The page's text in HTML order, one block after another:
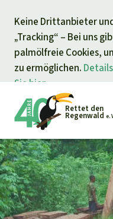
Keine Drittanbieter
„Tracking“ – Bei uns
palmölfreie Cookies,
zu ermöglichen.
Sie hier.
springen
Rettet den
Regenwald e.
Ihre